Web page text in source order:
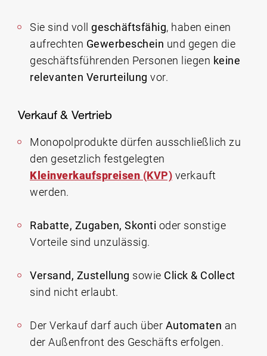
Sie sind voll geschäftsfähig, haben einen
aufrechten Gewerbeschein und gegen die
geschäftsführenden Personen liegen keine
relevanten Verurteilung vor.
Verkauf & Vertrieb
Monopolprodukte dürfen ausschließlich zu
den gesetzlich festgelegten
Kleinverkaufspreisen (KVP) verkauft
werden.
Rabatte, Zugaben, Skonti oder sonstige
Vorteile sind unzulässig.
Versand, Zustellung sowie Click & Collect
sind nicht erlaubt.
Der Verkauf darf auch über Automaten an
der Außenfront des Geschäfts erfolgen.